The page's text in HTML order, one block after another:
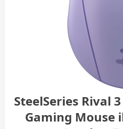
SteelSeries Rival
Gaming Mouse